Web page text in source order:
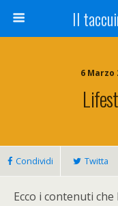
Il
6 Marzo
Condividi Twitta
Ecco i contenuti